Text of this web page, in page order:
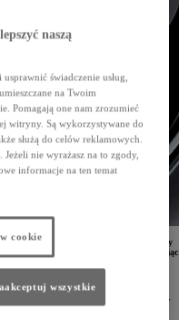
badania U.S. Automotive Brand Loyalty
kierowców zostaje z tą marką, decydując
również ranking lojalności klientów
Network, sprawdzają, czy właściciele
naszą
świadczenie usług,
na Twoim
Pomagają one nam zrozumieć
witryny. Są wykorzystywane do
służą do celów reklamowych.
nie wyrażasz na to zgody,
informacje na ten temat
cookie
wszystkie